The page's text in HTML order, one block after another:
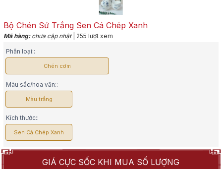
Bộ Chén Sứ Trắng Sen Cá Chép Xanh
Mã hàng:chưa cập nhật| 255 lượt xem
Phân loại::
Chén cơm
Màu sắc/hoa văn::
Màu trắng
Kích thước::
Sen Cá Chép Xanh
GIÁ CỰC SỐC KHI MUA SỐ LƯỢNG